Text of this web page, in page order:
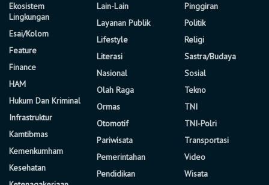
Ekosistem
Lingkungan
Esai/Kolom
Feature
Finance
HAM
Hukum Dan Kriminal
Infrastruktur
Kamtibmas
Kemenkumham
Kesehatan
Lain-Lain
Layanan Publik
Lifestyle
Literasi
Nasional
Olah Raga
Ormas
Otomotif
Pariwisata
Pemerintahan
Pendidikan
Pinggiran
Politik
Religi
Sastra/Budaya
Sosial
Tekno
TNI
TNI-Polri
Transportasi
Video
Wisata